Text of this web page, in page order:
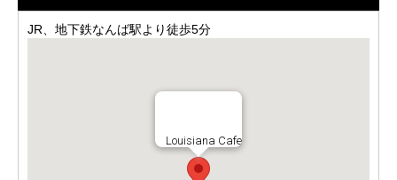
JR、地下鉄なんば駅より徒歩5分
Louisiana Cafe